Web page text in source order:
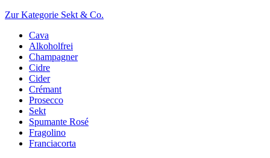
Zur Kategorie Sekt & Co.
Cava
Alkoholfrei
Champagner
Cidre
Cider
Crémant
Prosecco
Sekt
Spumante Rosé
Fragolino
Franciacorta